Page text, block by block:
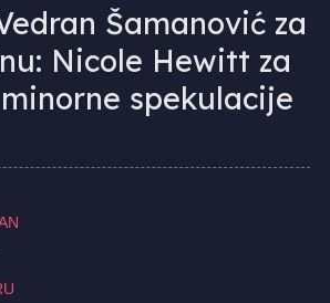
Šamanović za
Nicole Hewitt za
spekulacije